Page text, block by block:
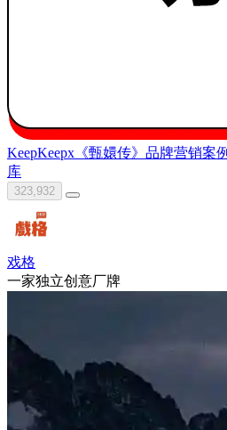
KeepKeepx《甄嬛传》 品牌营销案
库
323,932
戏格
一家独立创意厂牌